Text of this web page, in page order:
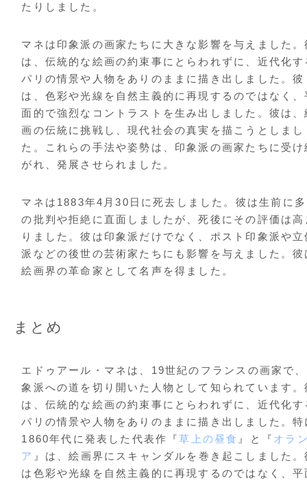
たりしました。
マネは印象派の画家たちに大きな影響を与えました。
は、伝統的な絵画の約束事にとらわれずに、近代化す
パリの情景や人物をありのままに描き出しました。彼
は、色彩や光線を自然主義的に再現するのではなく、
面的で強烈なコントラストを生み出しました。彼は、
画の伝統に挑戦し、現代社会の真実を描こうとしまし
た。これらの手法や姿勢は、印象派の画家たちに受け
がれ、発展させられました。
マネは1883年4月30日に死去しました。彼は生前に
の批判や拒絶に直面しましたが、死後にその評価は高
りました。彼は印象派だけでなく、ポスト印象派や立
派などの後世の芸術家たちにも影響を与えました。彼
絵画界の革命家として名声を得ました。
まとめ
エドゥアール・マネは、19世紀のフランスの画家で
象派への道を切り開いた人物として知られています。
は、伝統的な絵画の約束事にとらわれずに、近代化す
パリの情景や人物をありのままに描き出しました。特
1860年代に発表した代表作『草上の昼食 』と『 オラ
ア 』は、絵画界にスキャンダルを巻き起こしました。
は色彩や光線を自然主義的に再現するのではなく、平